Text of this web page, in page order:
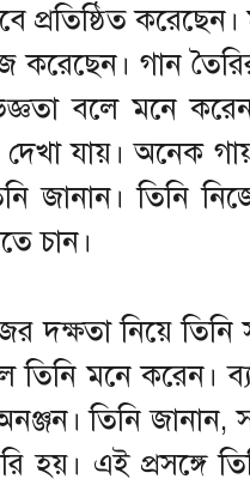
প্রতিষ্ঠিত
করেছেন। গান
বলে মনে
যায়। অনেক
জানান। তিনি
চান।
দক্ষতা নিয়ে
মনে করেন।
তিনি জানান,
এই প্রসঙ্গে